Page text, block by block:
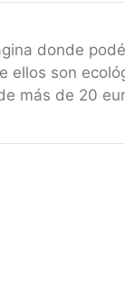
donde
ellos son
más de 20